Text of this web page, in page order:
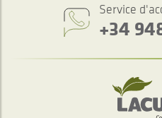
Service
+34